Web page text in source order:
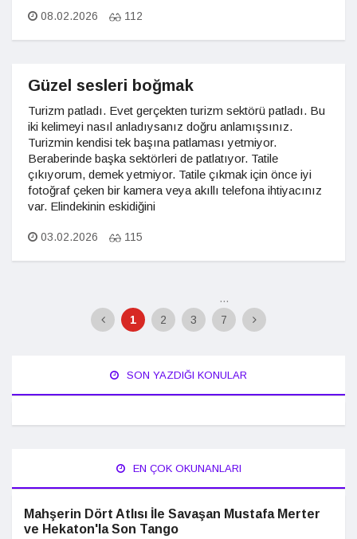
08.02.2026 112
Güzel sesleri boğmak
Turizm patladı. Evet gerçekten turizm sektörü patladı. Bu
iki kelimeyi nasıl anladıysanız doğru anlamışsınız.
Turizmin kendisi tek başına patlaması yetmiyor.
Beraberinde başka sektörleri de patlatıyor. Tatile
çıkıyorum, demek yetmiyor. Tatile çıkmak için önce iyi
fotoğraf çeken bir kamera veya akıllı telefona ihtiyacınız
var. Elindekinin eskidiğini
03.02.2026 115
1 2 3
...
7
SON YAZDIĞI KONULAR
EN ÇOK OKUNANLARI
Mahşerin Dört Atlısı İle Savaşan Mustafa Merter
ve Hekaton'la Son Tango